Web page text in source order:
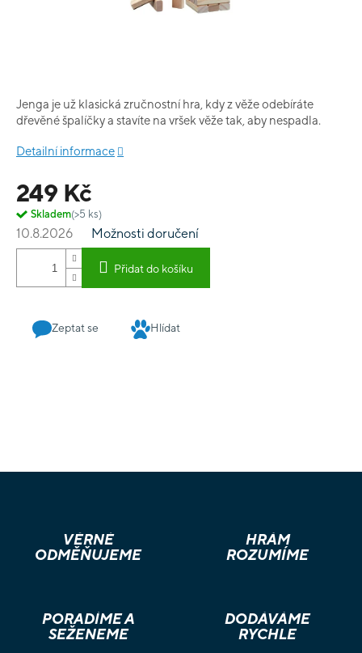
249 Kč
Skladem(>5 ks)
10.8.2026 Možnosti doručení
Přidat do košíku
Jenga je už klasická zručnostní hra, kdy z věže odebíráte
dřevěné špalíčky a stavíte na vršek věže tak, aby nespadla.
Detailní informace
Zeptat se Hlídat
VĚRNÉ
ODMĚŇUJEME
HRÁM
ROZUMÍME
PORADÍME A
SEŽENEME
DODÁVÁME
RYCHLE